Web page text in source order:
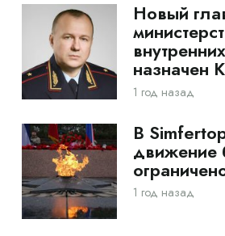
Новый
назначен
1 год назад
В
движение
1 год назад